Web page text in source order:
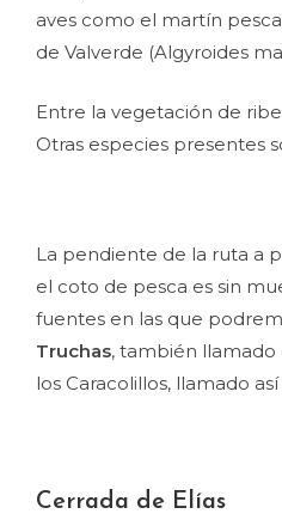
aves como el martín
de Valverde (Algyroides
Entre la vegetación de
Otras especies presentes
La pendiente de la ruta a
el coto de pesca es sin
fuentes en las que
Truchas, también llamado
los Caracolillos, llamado
Cerrada de Elías